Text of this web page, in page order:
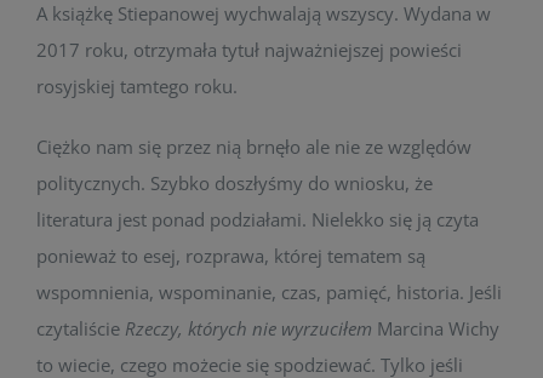
A książkę Stiepanowej wychwalają wszyscy. Wydana w
2017 roku, otrzymała tytuł najważniejszej powieści
rosyjskiej tamtego roku.
Ciężko nam się przez nią brnęło ale nie ze względów
politycznych. Szybko doszłyśmy do wniosku, że
literatura jest ponad podziałami. Nielekko się ją czyta
ponieważ to esej, rozprawa, której tematem są
wspomnienia, wspominanie, czas, pamięć, historia. Jeśli
czytaliście Rzeczy, których nie wyrzuciłem Marcina Wichy
to wiecie, czego możecie się spodziewać. Tylko jeśli